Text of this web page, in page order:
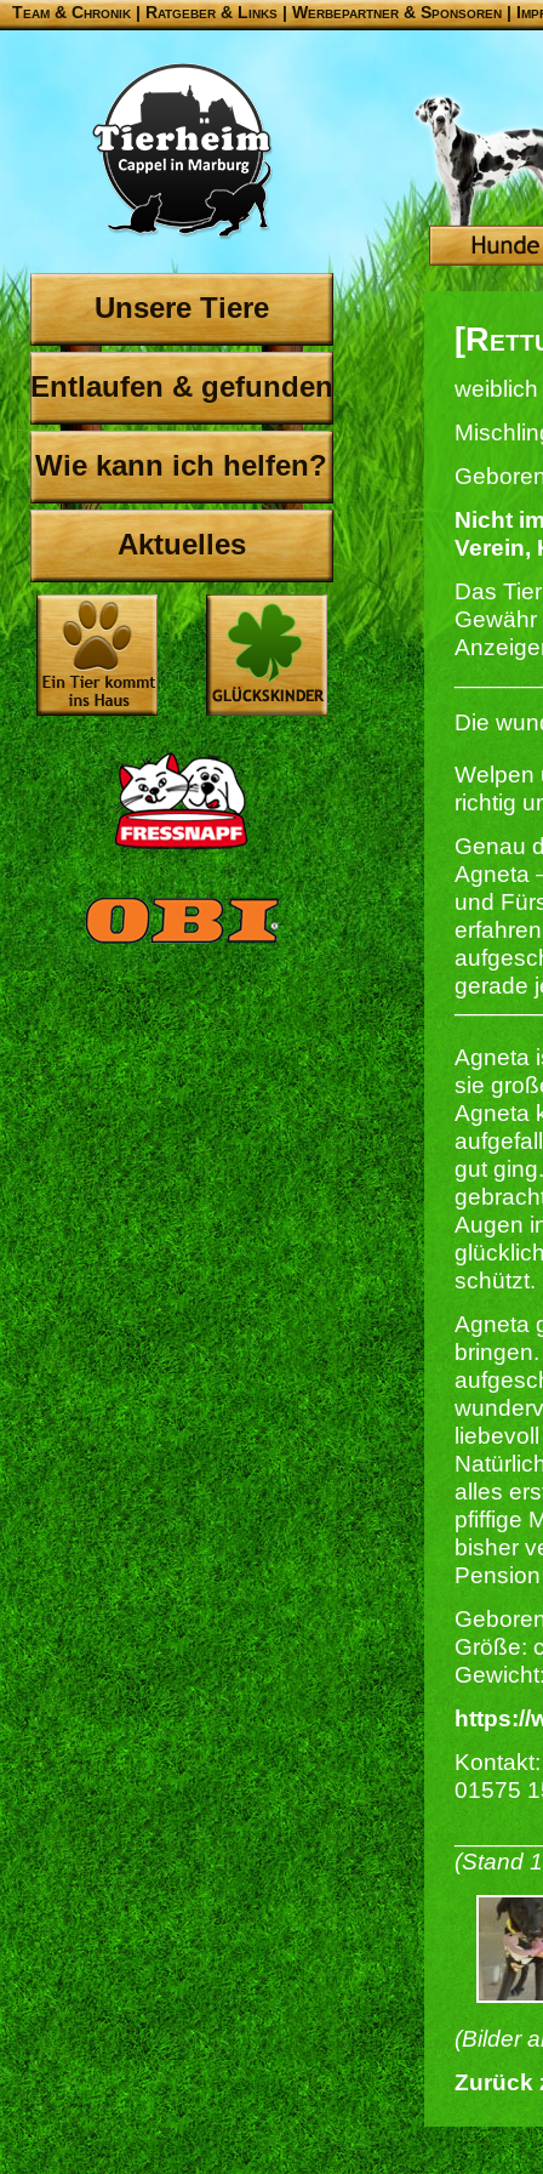
Team & Chronik |Ratgeber & Links|Werbepartner & Sponsoren|
Unsere Tiere
Entlaufen & gefunden
Wie kann ich helfen?
Aktuelles
weiblich
Nicht
Verein,
Das
Gewähr
Die
Welpen
richtig
Genau
Agneta
und
gerade
Agneta
sie
Agneta
gut
Augen
schützt.
Agneta
alles
pfiffige
bisher
Größe:
https://
Kontakt:
01575
(Stand
(Bilder
Zurück